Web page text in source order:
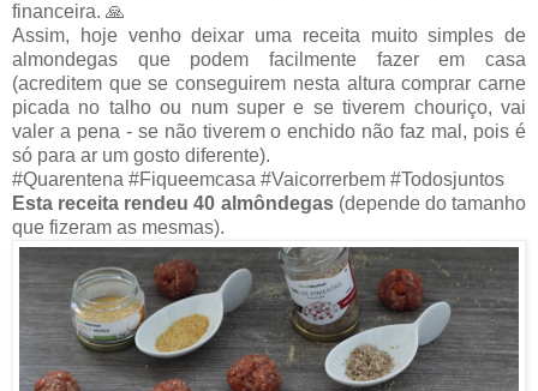
financeira. 🙏
Assim, hoje venho deixar uma receita muito simples de
almondegas que podem facilmente fazer em casa
(acreditem que se conseguirem nesta altura comprar carne
picada no talho ou num super e se tiverem chouriço, vai
valer a pena - se não tiverem o enchido não faz mal, pois é
só para ar um gosto diferente).
#Quarentena #Fiqueemcasa #Vaicorrerbem #Todosjuntos
Esta receita rendeu 40 almôndegas (depende do tamanho
que fizeram as mesmas).